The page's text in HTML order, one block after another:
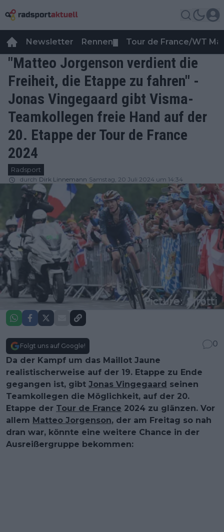
Newsletter Rennen Tour de France/WT
"Matteo Jorgenson verdient die
Freiheit, die Etappe zu fahren" -
Jonas Vingegaard gibt Visma-
Teamkollegen freie Hand auf der
20. Etappe der Tour de France
2024
Radsport
durch Dirk Linnemann Samstag, 20 Juli 2024 um 14:34
Folgt uns auf Google!
0
Da der Kampf um das Maillot Jaune
realistischerweise auf der 19. Etappe zu Ende
gegangen ist, gibt Jonas Vingegaard seinen
Teamkollegen die Möglichkeit, auf der 20.
Etappe der Tour de France 2024 zu glänzen. Vor
allem Matteo Jorgenson, der am Freitag so nah
dran war, könnte eine weitere Chance in der
Ausreißergruppe bekommen: